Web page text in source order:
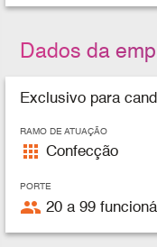
Dados da
Exclusivo para
RAMO DE ATUAÇÃO
apps Confecção
PORTE
people 20 a 99